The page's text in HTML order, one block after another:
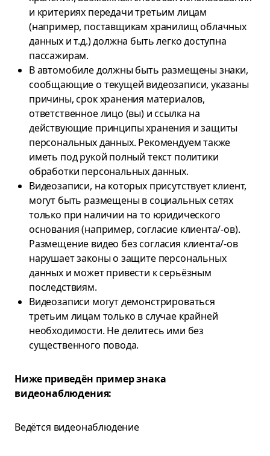
и критериях передачи третьим лицам
(например, поставщикам хранилищ облачных
данных и т.д.) должна быть легко доступна
пассажирам.
В автомобиле должны быть размещены знаки,
сообщающие о текущей видеозаписи, указаны
причины, срок хранения материалов,
ответственное лицо (вы) и ссылка на
действующие принципы хранения и защиты
персональных данных. Рекомендуем также
иметь под рукой полный текст политики
обработки персональных данных.
Видеозаписи, на которых присутствует клиент,
могут быть размещены в социальных сетях
только при наличии на то юридического
основания (например, согласие клиента/-ов).
Размещение видео без согласия клиента/-ов
нарушает законы о защите персональных
данных и может привести к серьёзным
последствиям.
Видеозаписи могут демонстрироваться
третьим лицам только в случае крайней
необходимости. Не делитесь ими без
существенного повода.
Ниже приведён пример знака
видеонаблюдения:
Ведётся видеонаблюдение